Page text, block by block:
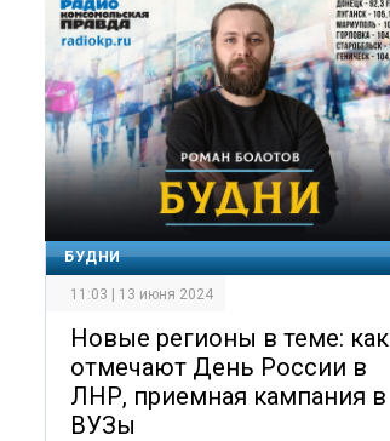
БУДНИ
11:03 | 13 июня 2024
Новые регионы в теме: как
отмечают День России в
ЛНР, приемная кампания в
ВУЗы